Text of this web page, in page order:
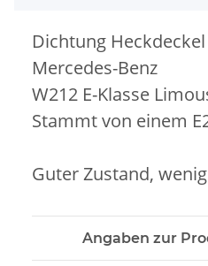
Dichtung
Mercedes-Benz
W212 E-Klasse
Stammt von einem
Guter Zustand,
Angaben zur